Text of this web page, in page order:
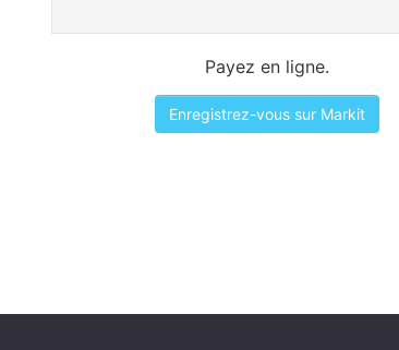
Payez en ligne.
Enregistrez-vous sur Markit